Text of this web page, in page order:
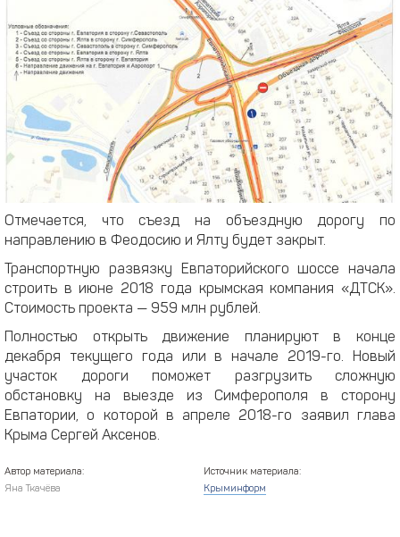
Отмечается, что съезд на объездную дорогу по
направлению в Феодосию и Ялту будет закрыт.
Транспортную развязку Евпаторийского шоссе начала
строить в июне 2018 года крымская компания «ДТСК».
Стоимость проекта — 959 млн рублей.
Полностью открыть движение планируют в конце
декабря текущего года или в начале 2019-го. Новый
участок дороги поможет разгрузить сложную
обстановку на выезде из Симферополя в сторону
Евпатории, о которой в апреле 2018-го заявил глава
Крыма Сергей Аксенов.
Автор материала:
Яна Ткачёва
Источник материала:
Крыминформ